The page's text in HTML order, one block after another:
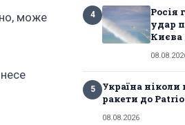
може
4
Росія
удар
Києва
5
Україна
ракети до
08.08.2026